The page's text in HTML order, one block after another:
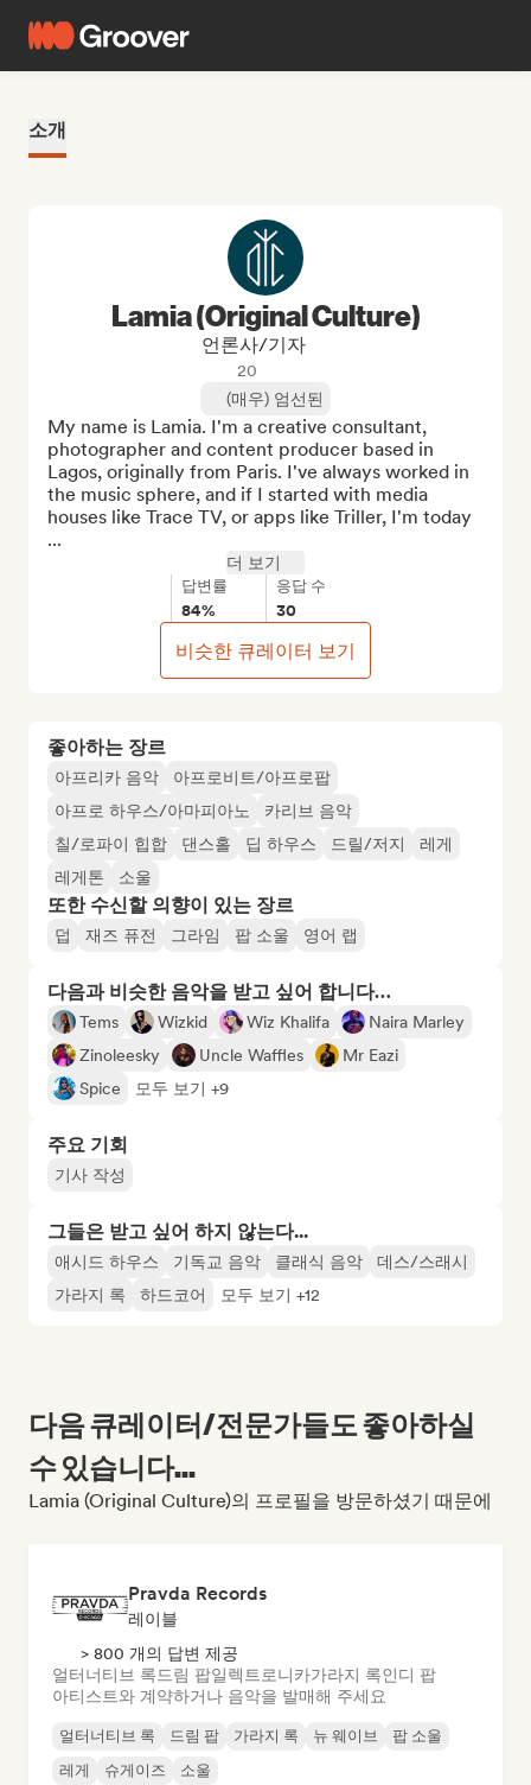
소개
좋아하는 장르
아프리카 음악
아프로비트/아프로팝
아프로 하우스/아마피아노
카리브 음악
칠/로파이 힙합
댄스홀 딥 하우스 드릴/저지
레게
레게톤
소울
또한 수신할 의향이 있는 장르
덥 재즈 퓨전 그라임 팝 소울 영어 랩
다음과 비슷한 음악을 받고 싶어 합니다…
Tems Wizkid Wiz Khalifa
Naira Marley
Zinoleesky
Uncle Waffles
Mr Eazi
Spice
모두 보기 +9
주요 기회
기사 작성
그들은 받고 싶어 하지 않는다...
애시드 하우스 기독교 음악 클래식 음악
데스/스래시
가라지 록
하드코어 모두 보기 +12
Lamia (Original Culture)
언론사/기자
20
(매우) 엄선된
My name is Lamia. I'm a creative consultant,
photographer and content producer based in
Lagos, originally from Paris. I've always worked in
the music sphere, and if I started with media
houses like Trace TV, or apps like Triller, I'm today
...
더 보기
답변률
84%
응답 수
30
비슷한 큐레이터 보기
다음 큐레이터/전문가들도 좋아하실
수 있습니다...
Lamia (Original Culture)의 프로필을 방문하셨기 때문에
Pravda Records
레이블
> 800 개의 답변 제공
얼터너티브 록드림 팝일렉트로니카가라지 록인디 팝
아티스트와 계약하거나 음악을 발매해 주세요
얼터너티브 록 드림 팝 가라지 록 뉴 웨이브
팝 소울
레게
슈게이즈 소울